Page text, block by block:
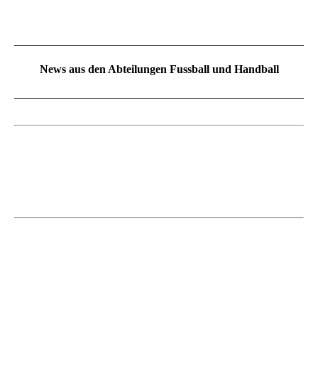
News aus den Abteilungen Fussball und Handball